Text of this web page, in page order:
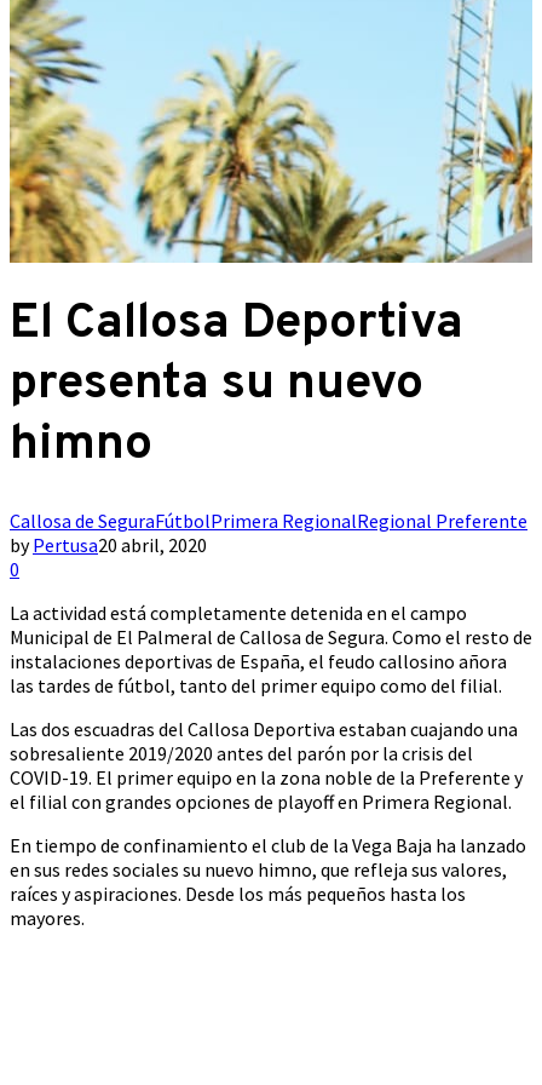
El Callosa Deportiva
presenta su nuevo
himno
Callosa de SeguraFútbolPrimera RegionalRegional Preferente
byPertusa20 abril, 2020
0
La actividad está completamente detenida en el campo
Municipal de El Palmeral de Callosa de Segura. Como el resto de
instalaciones deportivas de España, el feudo callosino añora
las tardes de fútbol, tanto del primer equipo como del filial.
Las dos escuadras del Callosa Deportiva estaban cuajando una
sobresaliente 2019/2020 antes del parón por la crisis del
COVID-19. El primer equipo en la zona noble de la Preferente y
el filial con grandes opciones de playoff en Primera Regional.
En tiempo de confinamiento el club de la Vega Baja ha lanzado
en sus redes sociales su nuevo himno, que refleja sus valores,
raíces y aspiraciones. Desde los más pequeños hasta los
mayores.